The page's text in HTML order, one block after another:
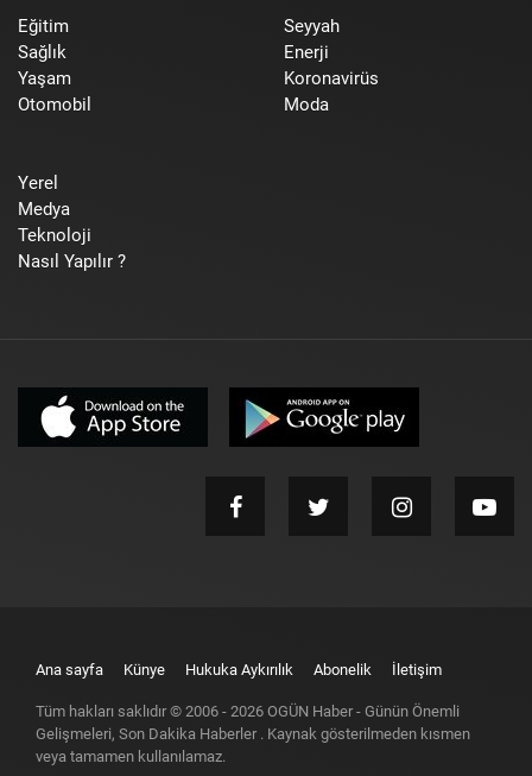
Eğitim
Sağlık
Yaşam
Otomobil
Seyyah
Enerji
Koronavirüs
Moda
Yerel
Medya
Teknoloji
Nasıl Yapılır ?
Ana sayfa Künye Hukuka Aykırılık Abonelik İletişim
Tüm hakları saklıdır © 2006 - 2026 OGÜN Haber - Günün Önemli
Gelişmeleri, Son Dakika Haberler . Kaynak gösterilmeden kısmen
veya tamamen kullanılamaz.